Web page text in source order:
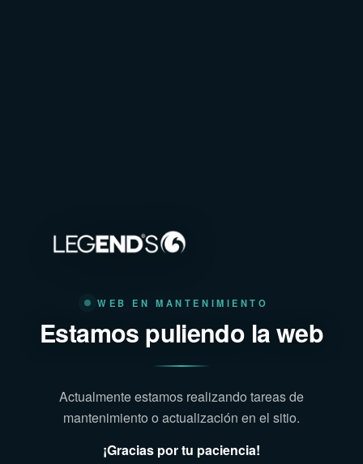
WEB EN MANTENIMIENTO
Estamos puliendo la web
Actualmente estamos realizando tareas de
mantenimiento o actualización en el sitio.
¡Gracias por tu paciencia!